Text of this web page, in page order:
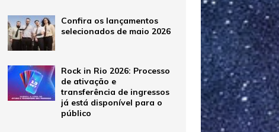
Confira os lançamentos
selecionados de maio 2026
Rock in Rio 2026: Processo
de ativação e
transferência de ingressos
já está disponível para o
público